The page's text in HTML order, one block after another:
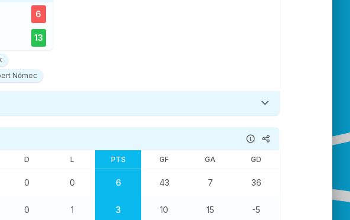
6
13
Němec
D L PTS GF GA GD
0 0 6 43 7 36
0 1 3 10 15 -5